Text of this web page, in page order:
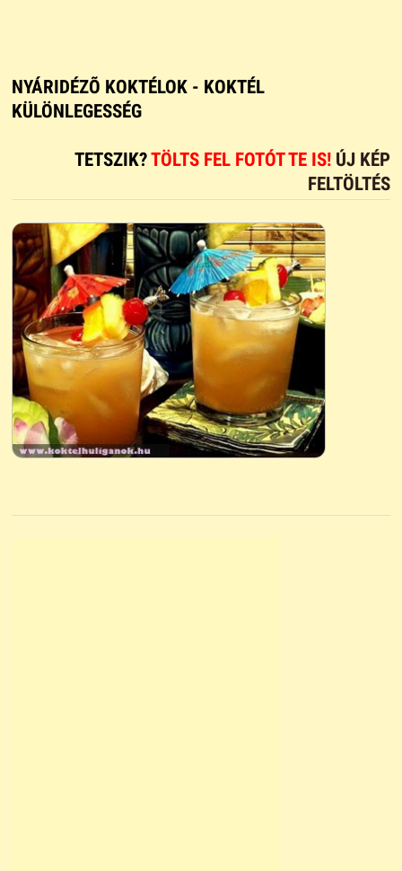
NYÁRIDÉZÕ KOKTÉLOK - KOKTÉL
KÜLÖNLEGESSÉG
TETSZIK?TÖLTS FEL FOTÓT TE IS! ÚJ KÉP
FELTÖLTÉS